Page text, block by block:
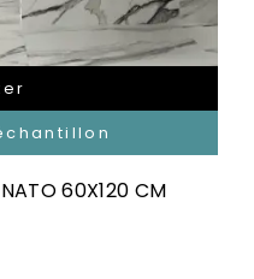
60X120 CM